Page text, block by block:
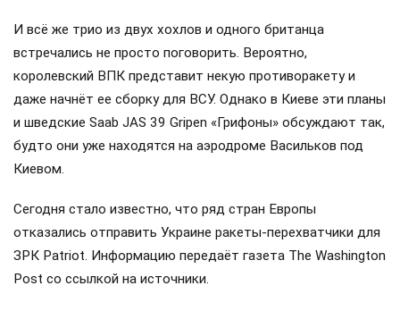
И всё же трио из двух хохлов и одного британца
встречались не просто поговорить. Вероятно,
королевский ВПК представит некую противоракету и
даже начнёт ее сборку для ВСУ. Однако в Киеве эти планы
и шведские Saab JAS 39 Gripen «Грифоны» обсуждают так,
будто они уже находятся на аэродроме Васильков под
Киевом.
Сегодня стало известно, что ряд стран Европы
отказались отправить Украине ракеты-перехватчики для
ЗРК Patriot. Информацию передаёт газета The Washington
Post со ссылкой на источники.